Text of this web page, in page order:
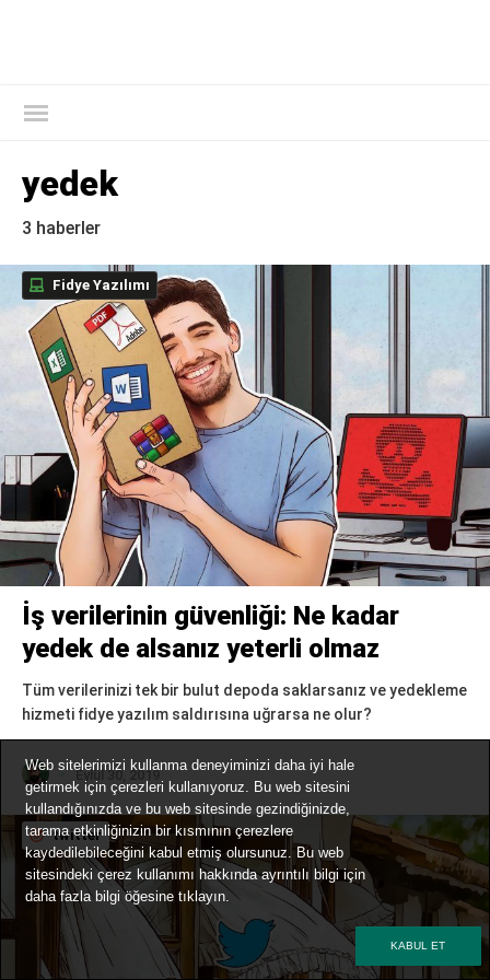
yedek
3 haberler
Fidye Yazılımı
İş verilerinin güvenliği: Ne kadar
yedek de alsanız yeterli olmaz
Tüm verilerinizi tek bir bulut depoda saklarsanız ve yedekleme
hizmeti fidye yazılım saldırısına uğrarsa ne olur?
Eylül 30, 2019
twitter
Web sitelerimizi kullanma deneyiminizi daha iyi hale
getirmek için çerezleri kullanıyoruz. Bu web sitesini
kullandığınızda ve bu web sitesinde gezindiğinizde,
tarama etkinliğinizin bir kısmının çerezlere
kaydedilebileceğini kabul etmiş olursunuz. Bu web
sitesindeki çerez kullanımı hakkında ayrıntılı bilgi için
daha fazla bilgi öğesine tıklayın.
KABUL ET